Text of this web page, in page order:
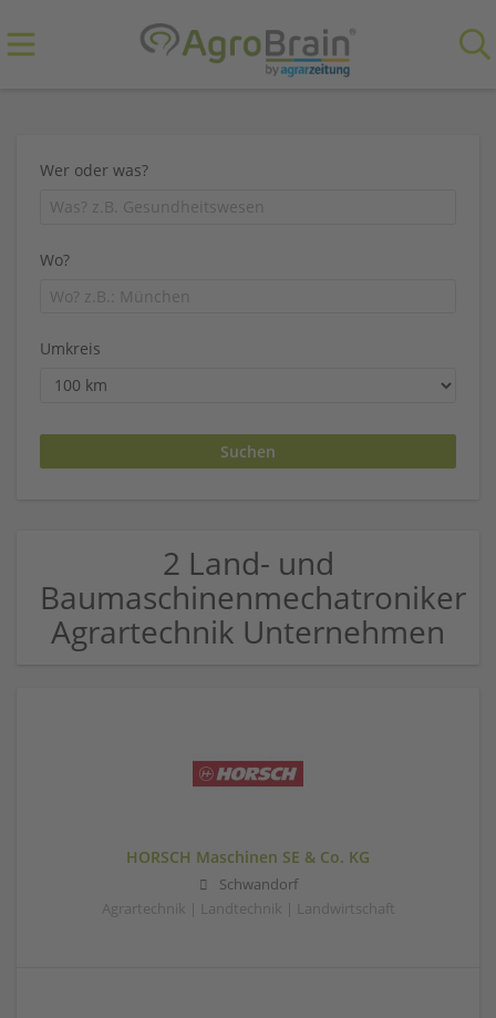
Wer oder was?
Wo?
Umkreis
2 Land- und
Baumaschinenmechatroniker
Agrartechnik Unternehmen
HORSCH Maschinen SE & Co. KG
Schwandorf
Agrartechnik | Landtechnik | Landwirtschaft